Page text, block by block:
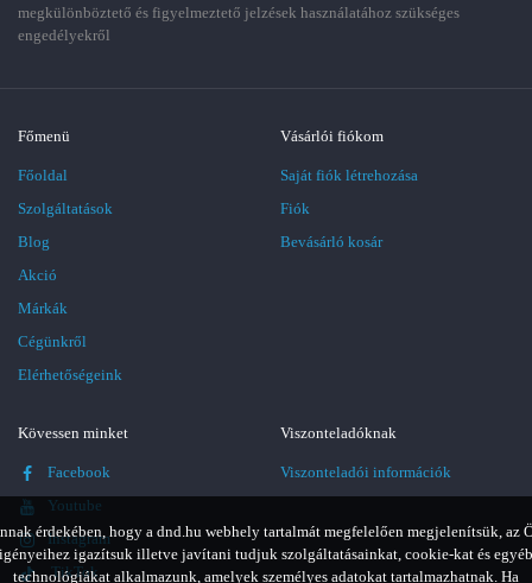
érdekében, hogy a dnd.hu webhely tartalmát megfelelően megjelenítsük, az
igényeihez igazítsuk illetve javítani tudjuk szolgáltatásainkat, cookie-kat és egyéb
technológiákat alkalmazunk, amelyek személyes adatokat tartalmazhatnak. Ha
megkülönböztető és figyelmeztető jelzések használatához szükséges
engedélyekről
Főmenü
Főoldal
Szolgáltatások
Blog
Akció
Márkák
Cégünkről
Elérhetőségeink
Vásárlói fiókom
Saját fiók létrehozása
Fiók
Bevásárló kosár
Kövessen minket
Facebook
Youtube
Instagram
TikTok
Viszonteladóknak
Viszonteladói információk